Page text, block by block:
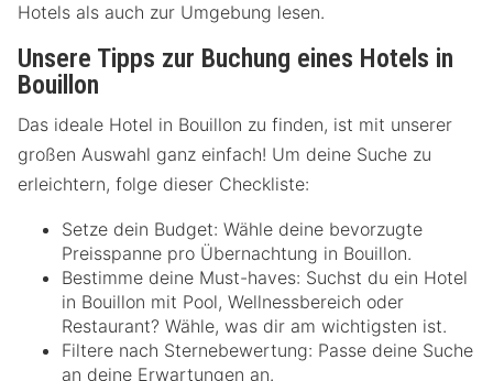
Hotels als auch zur Umgebung lesen.
Unsere Tipps zur Buchung eines Hotels in
Bouillon
Das ideale Hotel in Bouillon zu finden, ist mit unserer
großen Auswahl ganz einfach! Um deine Suche zu
erleichtern, folge dieser Checkliste:
Setze dein Budget: Wähle deine bevorzugte
Preisspanne pro Übernachtung in Bouillon.
Bestimme deine Must-haves: Suchst du ein Hotel
in Bouillon mit Pool, Wellnessbereich oder
Restaurant? Wähle, was dir am wichtigsten ist.
Filtere nach Sternebewertung: Passe deine Suche
an deine Erwartungen an.